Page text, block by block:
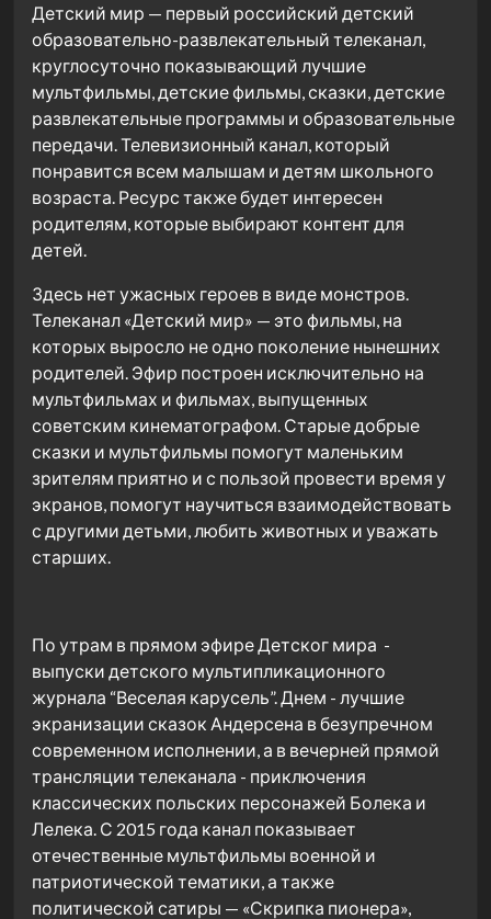
Детский мир — первый российский детский
образовательно-развлекательный телеканал,
круглосуточно показывающий лучшие
мультфильмы, детские фильмы, сказки, детские
развлекательные программы и образовательные
передачи. Телевизионный канал, который
понравится всем малышам и детям школьного
возраста. Ресурс также будет интересен
родителям, которые выбирают контент для
детей.
Здесь нет ужасных героев в виде монстров.
Телеканал «Детский мир» — это фильмы, на
которых выросло не одно поколение нынешних
родителей. Эфир построен исключительно на
мультфильмах и фильмах, выпущенных
советским кинематографом. Старые добрые
сказки и мультфильмы помогут маленьким
зрителям приятно и с пользой провести время у
экранов, помогут научиться взаимодействовать
с другими детьми, любить животных и уважать
старших.
По утрам в прямом эфире Детског мира -
выпуски детского мультипликационного
журнала “Веселая карусель”. Днем - лучшие
экранизации сказок Андерсена в безупречном
современном исполнении, а в вечерней прямой
трансляции телеканала - приключения
классических польских персонажей Болека и
Лелека. С 2015 года канал показывает
отечественные мультфильмы военной и
патриотической тематики, а также
политической сатиры — «Скрипка пионера»,